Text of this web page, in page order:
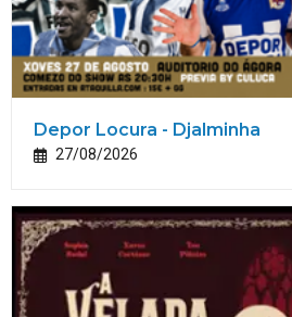
Depor Locura - Djalminha
27/08/2026